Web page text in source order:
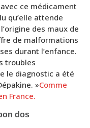
ce médicament
qu’elle attende
des maux de
de malformations
durant l’enfance.
troubles
le diagnostic a été
»Comme
France.
dos